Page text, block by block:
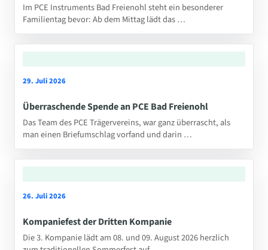
Im PCE Instruments Bad Freienohl steht ein besonderer
Familientag bevor: Ab dem Mittag lädt das …
29. Juli 2026
Überraschende Spende an PCE Bad Freienohl
Das Team des PCE Trägervereins, war ganz überrascht, als
man einen Briefumschlag vorfand und darin …
26. Juli 2026
Kompaniefest der Dritten Kompanie
Die 3. Kompanie lädt am 08. und 09. August 2026 herzlich